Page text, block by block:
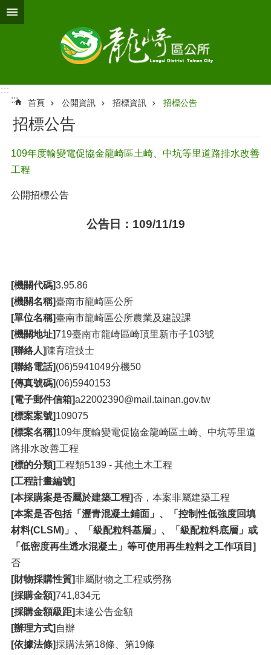
跳到主要內容區塊
:::
:::
首頁 公開資訊 招標資訊 招標公告
招標公告
109年度輸變電促協金龍崎區土崎、中坑等里道路排水改善
工程
公開招標公告
公告日：109/11/19
[機關代碼]3.95.86
[機關名稱]臺南市龍崎區公所
[單位名稱]臺南市龍崎區公所農業及建設課
[機關地址]719臺南市龍崎區崎頂里新市子103號
[聯絡人] 陳育瑄技士
[聯絡電話](06)5941049分機50
[傳真號碼](06)5940153
[電子郵件信箱]a22002390@mail.tainan.gov.tw
[標案案號]109075
[標案名稱]109年度輸變電促協金龍崎區土崎、中坑等里道
路排水改善工程
[標的分類]工程類5139 - 其他土木工程
[工程計畫編號]
[本採購案是否屬於建築工程]否，本案非屬建築工程
[本案是否包括「瀝青混凝土鋪面」、「控制性低強度回填
材料(CLSM)」、「級配粒料基層」、「級配粒料底層」或
「低密度再生透水混凝土」等可使用再生粒料之工作項目]
否
[財物採購性質]非屬財物之工程或勞務
[採購金額]741,834元
[採購金額級距]未達公告金額
[辦理方式] 自辦
[依據法條]採購法第18條、第19條